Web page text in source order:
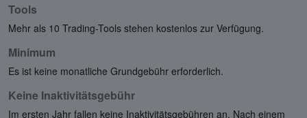
Tools
Mehr als 10 Trading-Tools stehen kostenlos zur Verfügung.
Minimum
Es ist keine monatliche Grundgebühr erforderlich.
Keine Inaktivitätsgebühr
Im ersten Jahr fallen keine Inaktivitätsgebühren an. Nach einem